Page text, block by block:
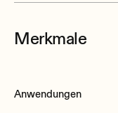
Merkmale
Anwendungen